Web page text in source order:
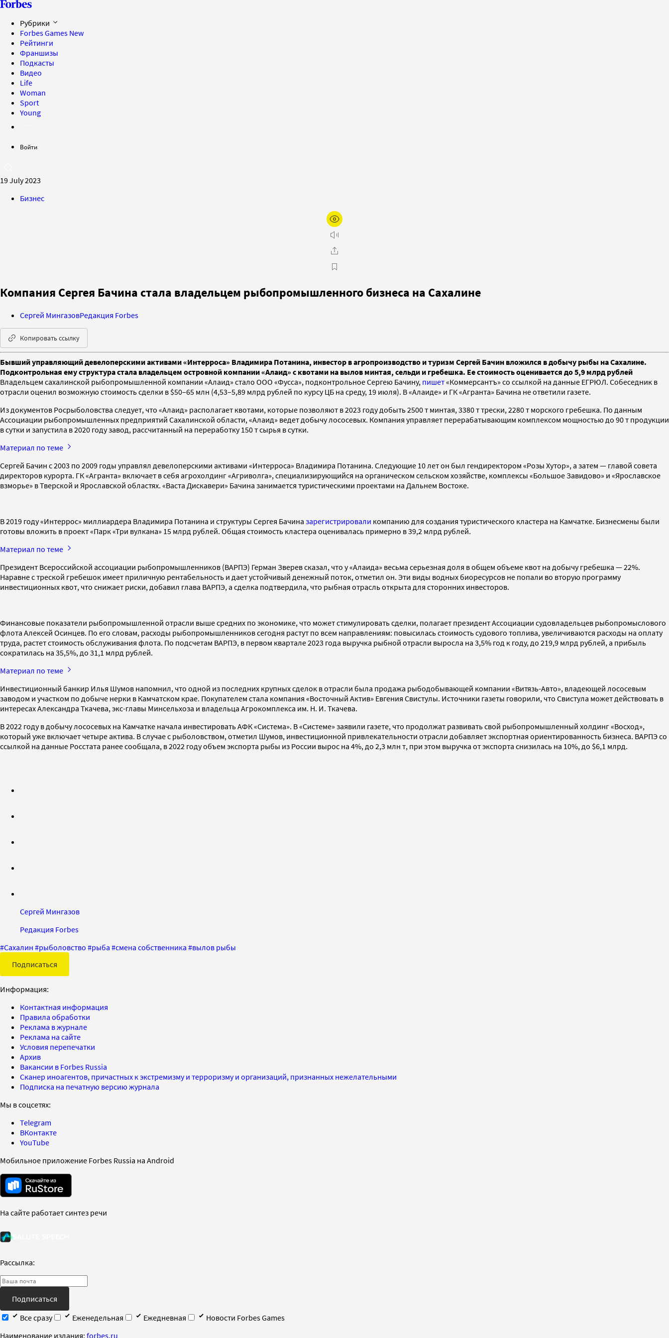
Рубрики
Forbes Games New
Рейтинги
Франшизы
Подкасты
Видео
Life
Woman
Sport
Young
Войти
19 July 2023
Бизнес
Компания Сергея Бачина стала владельцем рыбопромышленного бизнеса на Сахалине
Сергей МингазовРедакция Forbes
Копировать ссылку
Бывший управляющий девелоперскими активами «Интерроса» Владимира Потанина, инвестор в агропроизводство и туризм Сергей Бачин вложился в добычу рыбы на Сахалине.
Подконтрольная ему структура стала владельцем островной компании «Алаид» с квотами на вылов минтая, сельди и гребешка. Ее стоимость оценивается до 5,9 млрд рублей
Владельцем сахалинской рыбопромышленной компании «Алаид» стало ООО «Фусса», подконтрольное Сергею Бачину, пишет«Коммерсантъ» со ссылкой на данные ЕГРЮЛ. Собеседник в
отрасли оценил возможную стоимость сделки в $50–65 млн (4,53–5,89 млрд рублей по курсу ЦБ на среду, 19 июля). В «Алаиде» и ГК «Агранта» Бачина не ответили газете.
Из документов Росрыболовства следует, что «Алаид» располагает квотами, которые позволяют в 2023 году добыть 2500 т минтая, 3380 т трески, 2280 т морского гребешка. По данным
Ассоциации рыбопромышленных предприятий Сахалинской области, «Алаид» ведет добычу лососевых. Компания управляет перерабатывающим комплексом мощностью до 90 т продукции
в сутки и запустила в 2020 году завод, рассчитанный на переработку 150 т сырья в сутки.
Материал по теме
Сергей Бачин с 2003 по 2009 годы управлял девелоперскими активами «Интерроса» Владимира Потанина. Следующие 10 лет он был гендиректором «Розы Хутор», а затем — главой совета
директоров курорта. ГК «Агранта» включает в себя агрохолдинг «Агриволга», специализирующийся на органическом сельском хозяйстве, комплексы «Большое Завидово» и «Ярославское
взморье» в Тверской и Ярославской областях. «Васта Дискавери» Бачина занимается туристическими проектами на Дальнем Востоке.
В 2019 году «Интеррос» миллиардера Владимира Потанина и структуры Сергея Бачина зарегистрировали компанию для создания туристического кластера на Камчатке. Бизнесмены были
готовы вложить в проект «Парк «Три вулкана» 15 млрд рублей. Общая стоимость кластера оценивалась примерно в 39,2 млрд рублей.
Материал по теме
Президент Всероссийской ассоциации рыбопромышленников (ВАРПЭ) Герман Зверев сказал, что у «Алаида» весьма серьезная доля в общем объеме квот на добычу гребешка — 22%.
Наравне с треской гребешок имеет приличную рентабельность и дает устойчивый денежный поток, отметил он. Эти виды водных биоресурсов не попали во вторую программу
инвестиционных квот, что снижает риски, добавил глава ВАРПЭ, а сделка подтвердила, что рыбная отрасль открыта для сторонних инвесторов.
Финансовые показатели рыбопромышленной отрасли выше средних по экономике, что может стимулировать сделки, полагает президент Ассоциации судовладельцев рыбопромыслового
флота Алексей Осинцев. По его словам, расходы рыбопромышленников сегодня растут по всем направлениям: повысилась стоимость судового топлива, увеличиваются расходы на оплату
труда, растет стоимость обслуживания флота. По подсчетам ВАРПЭ, в первом квартале 2023 года выручка рыбной отрасли выросла на 3,5% год к году, до 219,9 млрд рублей, а прибыль
сократилась на 35,5%, до 31,1 млрд рублей.
Материал по теме
Инвестиционный банкир Илья Шумов напомнил, что одной из последних крупных сделок в отрасли была продажа рыбодобывающей компании «Витязь-Авто», владеющей лососевым
заводом и участком по добыче нерки в Камчатском крае. Покупателем стала компания «Восточный Актив» Евгения Свистулы. Источники газеты говорили, что Свистула может действовать в
интересах Александра Ткачева, экс-главы Минсельхоза и владельца Агрокомплекса им. Н. И. Ткачева.
В 2022 году в добычу лососевых на Камчатке начала инвестировать АФК «Система». В «Системе» заявили газете, что продолжат развивать свой рыбопромышленный холдинг «Восход»,
который уже включает четыре актива. В случае с рыболовством, отметил Шумов, инвестиционной привлекательности отрасли добавляет экспортная ориентированность бизнеса. ВАРПЭ со
ссылкой на данные Росстата ранее сообщала, в 2022 году объем экспорта рыбы из России вырос на 4%, до 2,3 млн т, при этом выручка от экспорта снизилась на 10%, до $6,1 млрд.
Сергей Мингазов
Редакция Forbes
#Сахалин #рыболовство #рыба #смена собственника #вылов рыбы
Подписаться
Информация:
Контактная информация
Правила обработки
Реклама в журнале
Реклама на сайте
Условия перепечатки
Архив
Вакансии в Forbes Russia
Сканер иноагентов, причастных к экстремизму и терроризму и организаций, признанных нежелательными
Подписка на печатную версию журнала
Мы в соцсетях:
Telegram
ВКонтакте
YouTube
Мобильное приложение Forbes Russia на Android
На сайте работает синтез речи
Рассылка:
Подписаться
Все сразу
Еженедельная Ежедневная
Новости Forbes Games
Наименование издания: forbes.ru